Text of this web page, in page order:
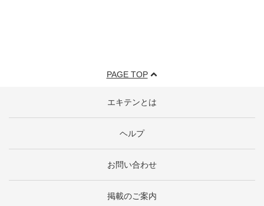
PAGE TOP
エキテンとは
ヘルプ
お問い合わせ
掲載のご案内